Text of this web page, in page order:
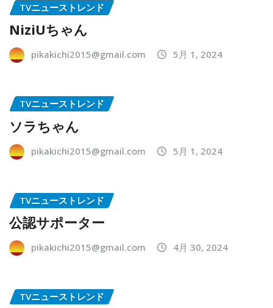
TVニューストレンド
NiziUちゃん
pikakichi2015@gmail.com 5月 1, 2024
TVニューストレンド
ソラちゃん
pikakichi2015@gmail.com 5月 1, 2024
TVニューストレンド
公認サポーター
pikakichi2015@gmail.com 4月 30, 2024
TVニューストレンド